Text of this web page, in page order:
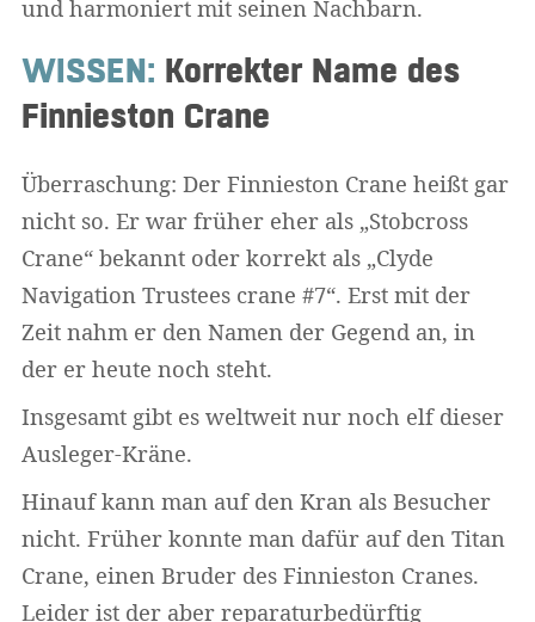
und harmoniert mit seinen Nachbarn.
WISSEN: Korrekter Name des
Finnieston Crane
Überraschung: Der Finnieston Crane heißt gar
nicht so. Er war früher eher als „Stobcross
Crane“ bekannt oder korrekt als „Clyde
Navigation Trustees crane #7“. Erst mit der
Zeit nahm er den Namen der Gegend an, in
der er heute noch steht.
Insgesamt gibt es weltweit nur noch elf dieser
Ausleger-Kräne.
Hinauf kann man auf den Kran als Besucher
nicht. Früher konnte man dafür auf den Titan
Crane, einen Bruder des Finnieston Cranes.
Leider ist der aber reparaturbedürftig